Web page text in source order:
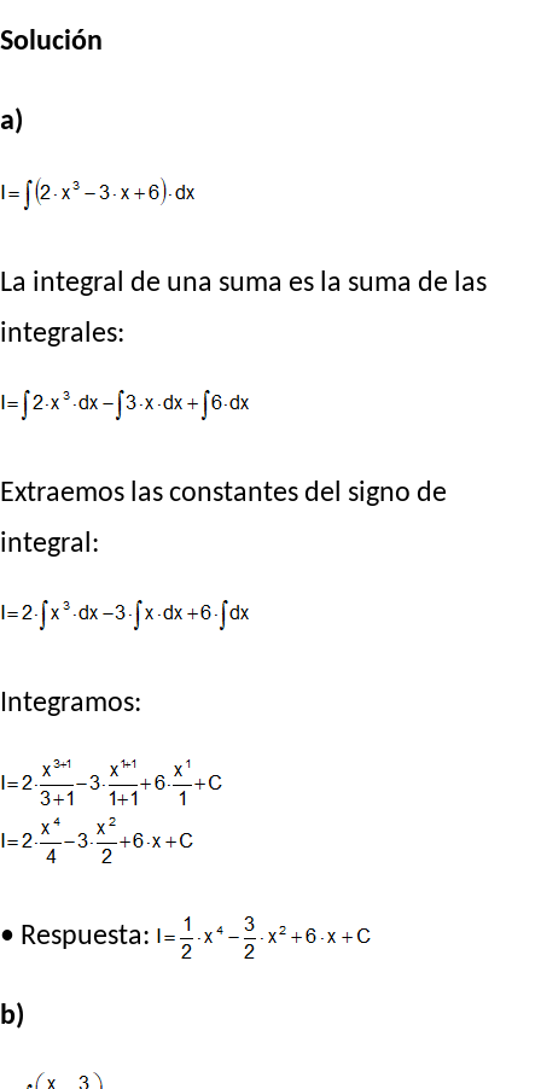
Solución
a)
La integral de una suma es la suma de las
integrales:
Extraemos las constantes del signo de
integral:
Integramos:
• Respuesta:
b)